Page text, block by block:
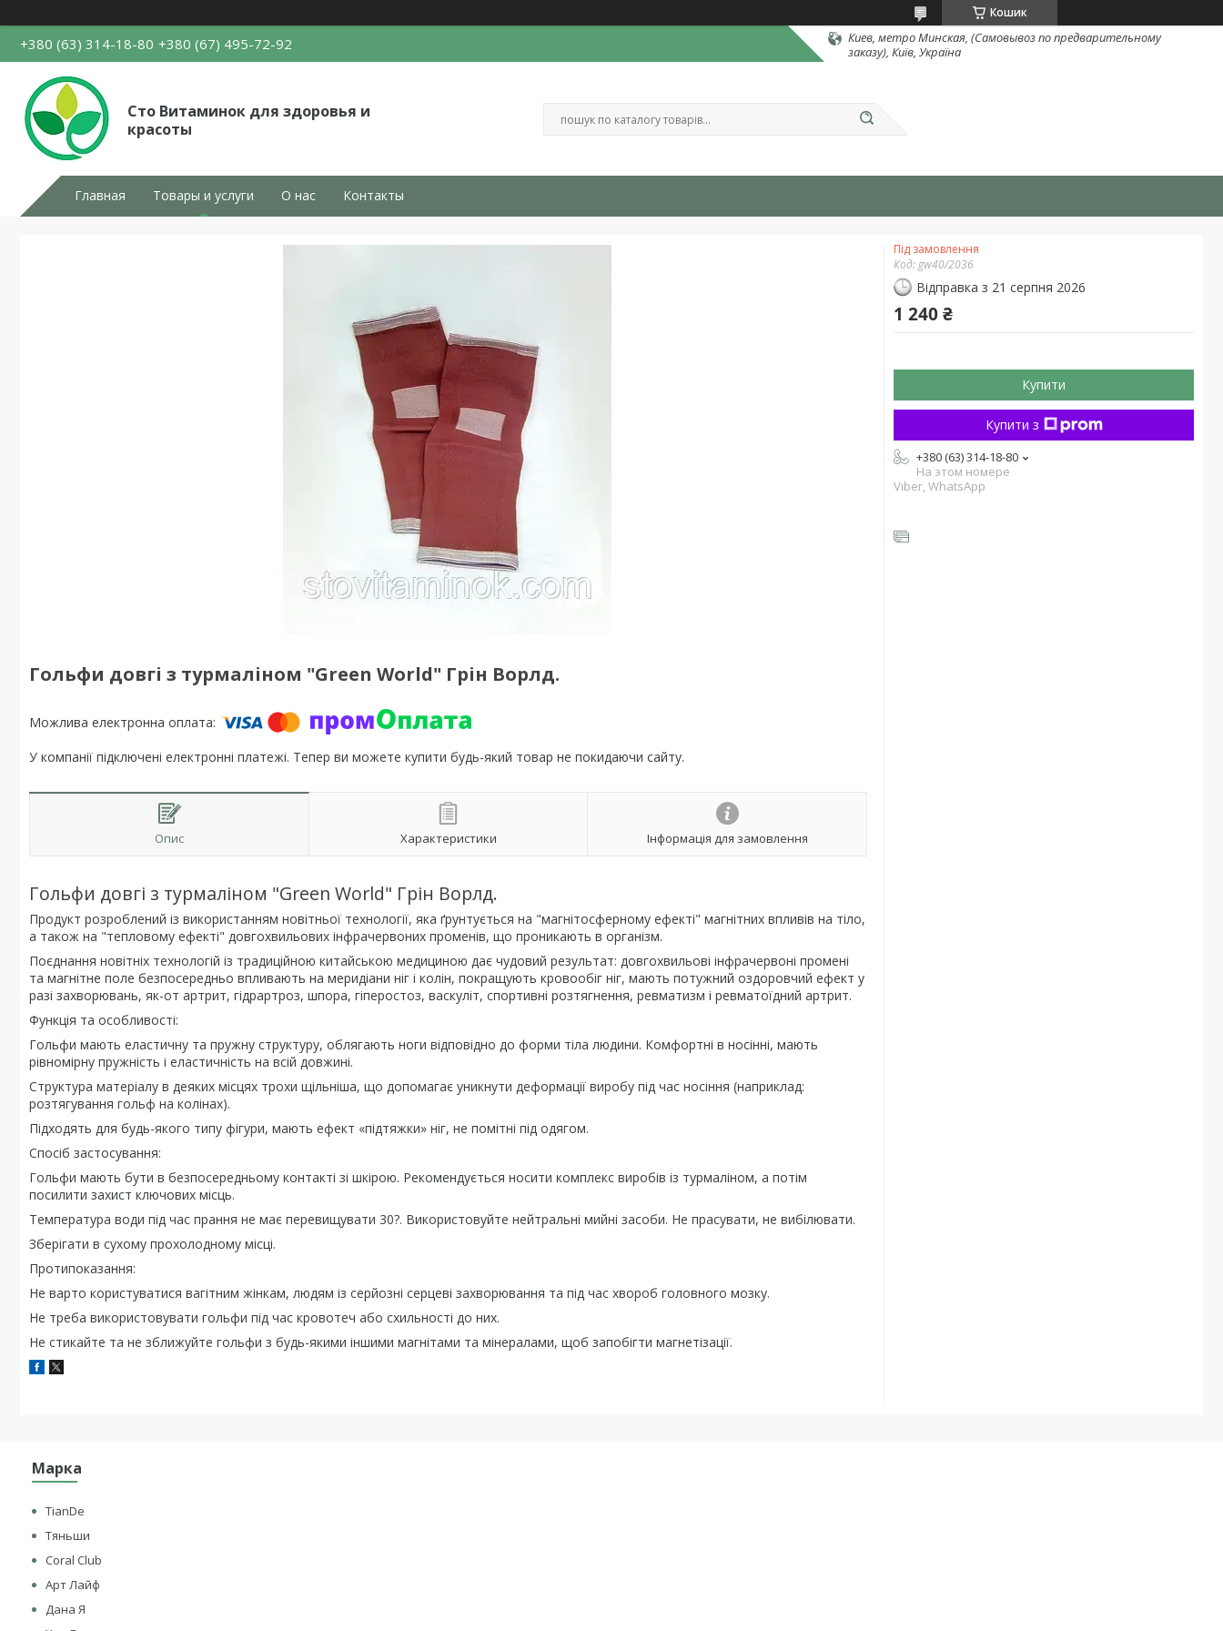
Кошик
+380 (63) 314-18-80 +380 (67) 495-72-92
Киев, метро Минская, (Самовывоз по предварительному
заказу), Київ, Україна
Сто Витаминок для здоровья и
красоты
Главная Товары и услуги О нас Контакты
Гольфи довгі з турмаліном "Green World" Грін Ворлд.
У компанії підключені електронні платежі. Тепер ви можете купити будь-який товар не покидаючи сайту.
Опис Характеристики Інформація для замовлення
Гольфи довгі з турмаліном "Green World" Грін Ворлд.
Продукт розроблений із використанням новітньої технології, яка ґрунтується на "магнітосферному ефекті" магнітних впливів на тіло,
а також на "тепловому ефекті" довгохвильових інфрачервоних променів, що проникають в організм.
Поєднання новітніх технологій із традиційною китайською медициною дає чудовий результат: довгохвильові інфрачервоні промені
та магнітне поле безпосередньо впливають на меридіани ніг і колін, покращують кровообіг ніг, мають потужний оздоровчий ефект у
разі захворювань, як-от артрит, гідрартроз, шпора, гіперостоз, васкуліт, спортивні розтягнення, ревматизм і ревматоїдний артрит.
Функція та особливості:
Гольфи мають еластичну та пружну структуру, облягають ноги відповідно до форми тіла людини. Комфортні в носінні, мають
рівномірну пружність і еластичність на всій довжині.
Структура матеріалу в деяких місцях трохи щільніша, що допомагає уникнути деформації виробу під час носіння (наприклад:
розтягування гольф на колінах).
Підходять для будь-якого типу фігури, мають ефект «підтяжки» ніг, не помітні під одягом.
Спосіб застосування:
Гольфи мають бути в безпосередньому контакті зі шкірою. Рекомендується носити комплекс виробів із турмаліном, а потім
посилити захист ключових місць.
Температура води під час прання не має перевищувати 30?. Використовуйте нейтральні мийні засоби. Не прасувати, не вибілювати.
Зберігати в сухому прохолодному місці.
Протипоказання:
Не варто користуватися вагітним жінкам, людям із серйозні серцеві захворювання та під час хвороб головного мозку.
Не треба використовувати гольфи під час кровотеч або схильності до них.
Не стикайте та не зближуйте гольфи з будь-якими іншими магнітами та мінералами, щоб запобігти магнетізації.
Під замовлення
Код: gw40/2036
Відправка з 21 серпня 2026
1 240 ₴
Купити
Купити з
+380 (63) 314-18-80
На этом номере
Viber, WhatsApp
Марка
TianDe
Тяньши
Coral Club
Арт Лайф
Дана Я